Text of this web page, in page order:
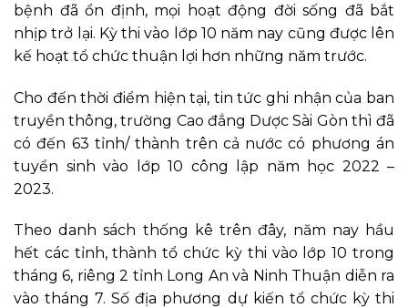
bệnh đã ổn định, mọi hoạt động đời sống đã bắt
nhịp trở lại. Kỳ thi vào lớp 10 năm nay cũng được lên
kế hoạt tổ chức thuận lợi hơn những năm trước.
Cho đến thời điểm hiện tại, tin tức ghi nhận của ban
truyền thông,trường Cao đẳng Dược Sài Gòn thì đã
có đến 63 tỉnh/ thành trên cả nước có phương án
tuyển sinh vào lớp 10 công lập năm học 2022 –
2023.
Theo danh sách thống kê trên đây, năm nay hầu
hết các tỉnh, thành tổ chức kỳ thi vào lớp 10 trong
tháng 6, riêng 2 tỉnh Long An và Ninh Thuận diễn ra
vào tháng 7. Số địa phương dự kiến tổ chức kỳ thi